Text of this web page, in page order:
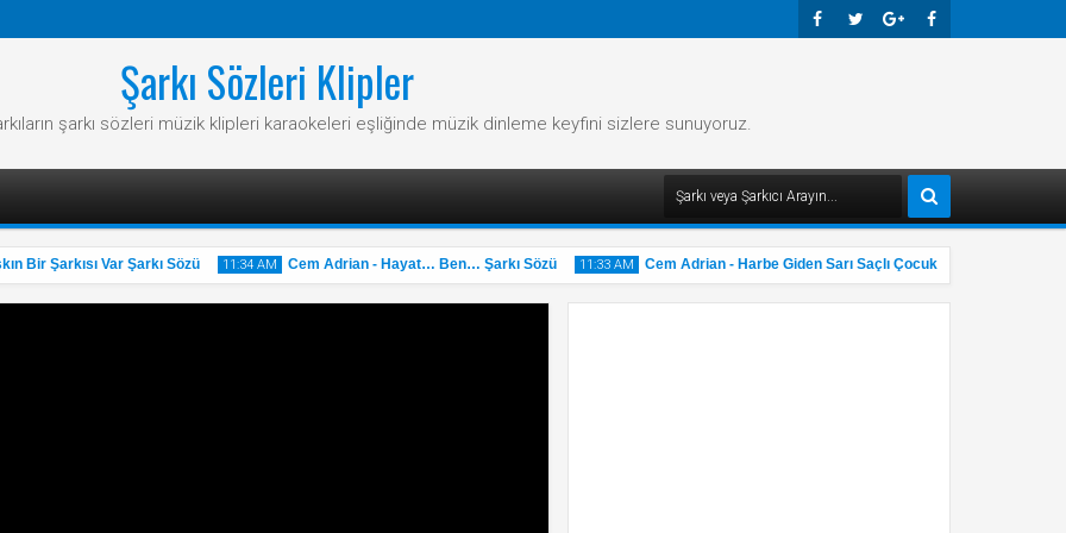
Şarkı Sözleri Klipler
şarkı sözleri müzik klipleri karaokeleri eşliğinde müzik dinleme keyfini sizlere sunuyoruz.
Şarkısı Var Şarkı Sözü 11:34 AM Cem Adrian - Hayat… Ben… Şarkı Sözü 11:33 AM Cem Adrian - Harbe Giden Sarı Saçlı Çocuk Şarkı Sözü